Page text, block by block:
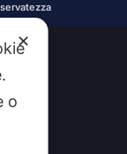
✕
o